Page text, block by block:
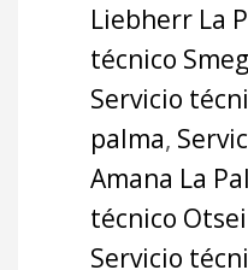
Liebherr La
técnico
Servicio
palma,
Amana La
técnico
Servicio